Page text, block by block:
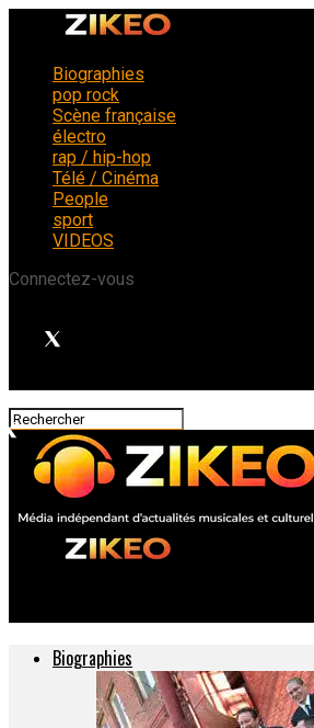
Biographies
pop rock
Scène française
électro
rap / hip-hop
Télé / Cinéma
People
sport
VIDEOS
Connectez-vous
Biographies